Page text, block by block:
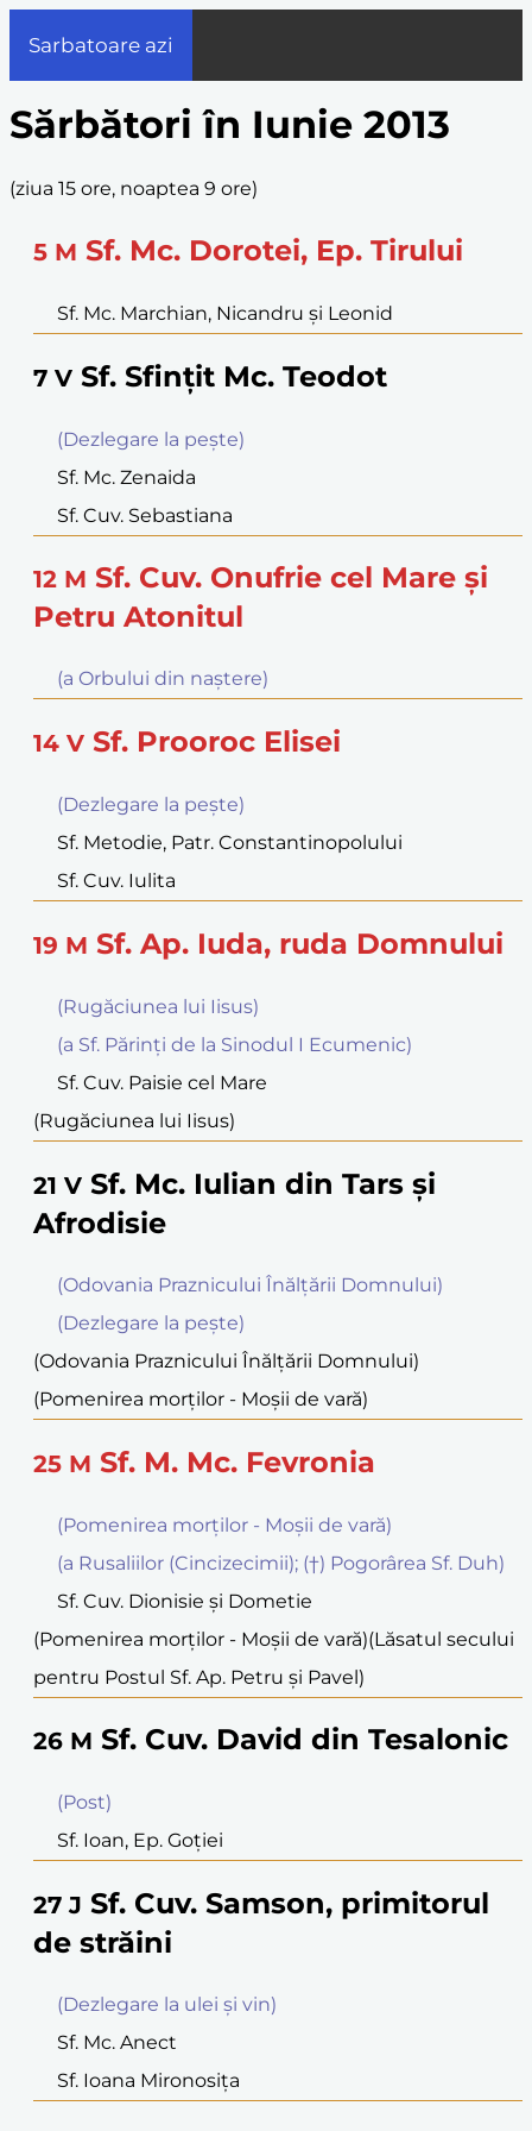
Sarbatoare azi
Sărbători în Iunie 2013
(ziua 15 ore, noaptea 9 ore)
5 M Sf. Mc. Dorotei, Ep. Tirului
Sf. Mc. Marchian, Nicandru şi Leonid
7 V Sf. Sfinţit Mc. Teodot
(Dezlegare la peşte)
Sf. Mc. Zenaida
Sf. Cuv. Sebastiana
12 M Sf. Cuv. Onufrie cel Mare şi
Petru Atonitul
(a Orbului din naştere)
14 V Sf. Prooroc Elisei
(Dezlegare la peşte)
Sf. Metodie, Patr. Constantinopolului
Sf. Cuv. Iulita
19 M Sf. Ap. Iuda, ruda Domnului
(Rugăciunea lui Iisus)
(a Sf. Părinţi de la Sinodul I Ecumenic)
Sf. Cuv. Paisie cel Mare
(Rugăciunea lui Iisus)
21 V Sf. Mc. Iulian din Tars şi
Afrodisie
(Odovania Praznicului Înălţării Domnului)
(Dezlegare la peşte)
(Odovania Praznicului Înălţării Domnului)
(Pomenirea morţilor - Moşii de vară)
25 M Sf. M. Mc. Fevronia
(Pomenirea morţilor - Moşii de vară)
(a Rusaliilor (Cincizecimii); (†) Pogorârea Sf. Duh)
Sf. Cuv. Dionisie şi Dometie
(Pomenirea morţilor - Moşii de vară)(Lăsatul secului
pentru Postul Sf. Ap. Petru şi Pavel)
26 M Sf. Cuv. David din Tesalonic
(Post)
Sf. Ioan, Ep. Goţiei
27 J Sf. Cuv. Samson, primitorul
de străini
(Dezlegare la ulei şi vin)
Sf. Mc. Anect
Sf. Ioana Mironosiţa